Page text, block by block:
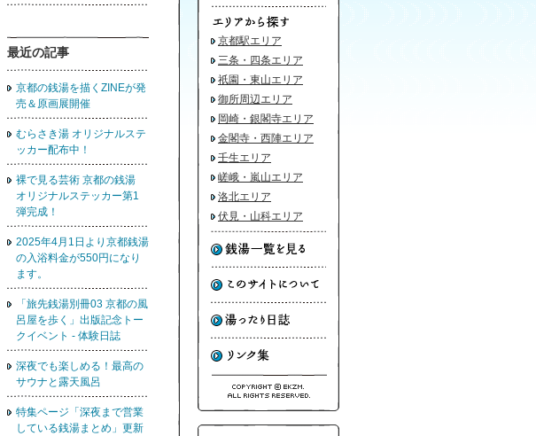
最近の記事
京都の銭湯を描くZINEが発
売＆原画展開催
むらさき湯 オリジナルステ
ッカー配布中！
裸で見る芸術 京都の銭湯
オリジナルステッカー第1
弾完成！
2025年4月1日より京都銭湯
の入浴料金が550円になり
ます。
「旅先銭湯別冊03 京都の風
呂屋を歩く」出版記念トー
クイベント - 体験日誌
深夜でも楽しめる！最高の
サウナと露天風呂
特集ページ「深夜まで営業
している銭湯まとめ」更新
京都駅エリア
三条・四条エリア
祇園・東山エリア
御所周辺エリア
岡崎・銀閣寺エリア
金閣寺・西陣エリア
壬生エリア
嵯峨・嵐山エリア
洛北エリア
伏見・山科エリア